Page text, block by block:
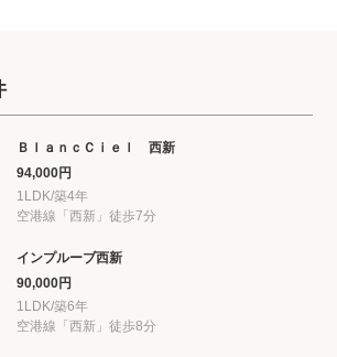
ＢｌａｎｃＣｉｅｌ 西新
94,000円
1LDK/築4年
空港線「西新」徒歩7分
インプルーブ西新
90,000円
1LDK/築6年
空港線「西新」徒歩8分